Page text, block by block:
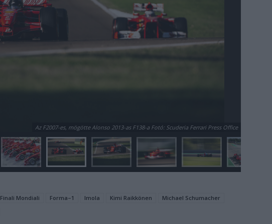
Az F2007-es, mögötte Alonso 2013-as F138-a Fotó: Scuderia Ferrari Press Office
Finali Mondiali Forma–1 Imola Kimi Raikkönen
Michael Schumacher